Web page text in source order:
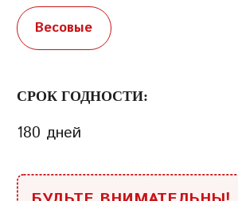
Весовые
СРОК ГОДНОСТИ:
180 дней